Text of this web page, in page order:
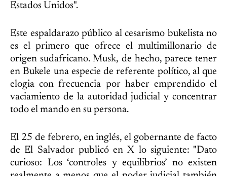
Estados Unidos".
Este espaldarazo público al cesarismo bukelista no
es el primero que ofrece el multimillonario de
origen sudafricano. Musk, de hecho, parece tener
en Bukele una especie de referente político, al que
elogia con frecuencia por haber emprendido el
vaciamiento de la autoridad judicial y concentrar
todo el mando en su persona.
El 25 de febrero, en inglés, el gobernante de facto
de El Salvador publicó en X lo siguiente: "Dato
curioso: Los ‘controles y equilibrios’ no existen